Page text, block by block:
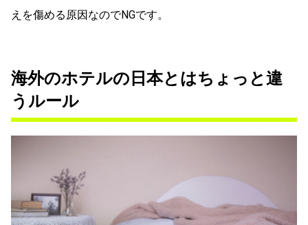
えを傷める原因なのでNGです。
海外のホテルの日本とはちょっと違
うルール